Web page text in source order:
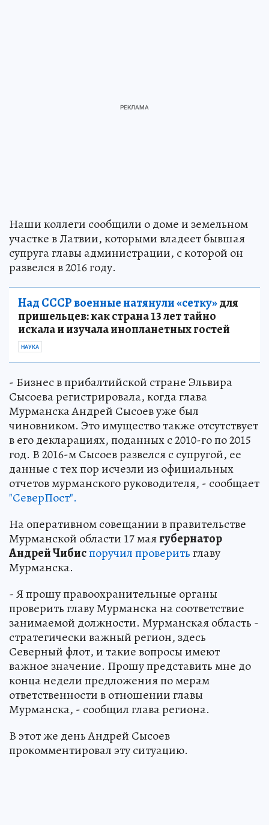
Наши коллеги сообщили о доме и земельном
участке в Латвии, которыми владеет бывшая
супруга главы администрации, с которой он
развелся в 2016 году.
Над СССР военные натянули «сетку»для
пришельцев: как страна 13 лет тайно
искала и изучала инопланетных гостей
НАУКА
- Бизнес в прибалтийской стране Эльвира
Сысоева регистрировала, когда глава
Мурманска Андрей Сысоев уже был
чиновником. Это имущество также отсутствует
в его декларациях, поданных с 2010-го по 2015
год. В 2016-м Сысоев развелся с супругой, ее
данные с тех пор исчезли из официальных
отчетов мурманского руководителя, - сообщает
"СеверПост".
На оперативном совещании в правительстве
Мурманской области 17 маягубернатор
Андрей Чибиспоручил проверитьглаву
Мурманска.
- Я прошу правоохранительные органы
проверить главу Мурманска на соответствие
занимаемой должности. Мурманская область -
стратегически важный регион, здесь
Северный флот, и такие вопросы имеют
важное значение. Прошу представить мне до
конца недели предложения по мерам
ответственности в отношении главы
Мурманска, - сообщил глава региона.
В этот же день Андрей Сысоев
прокомментировал эту ситуацию.